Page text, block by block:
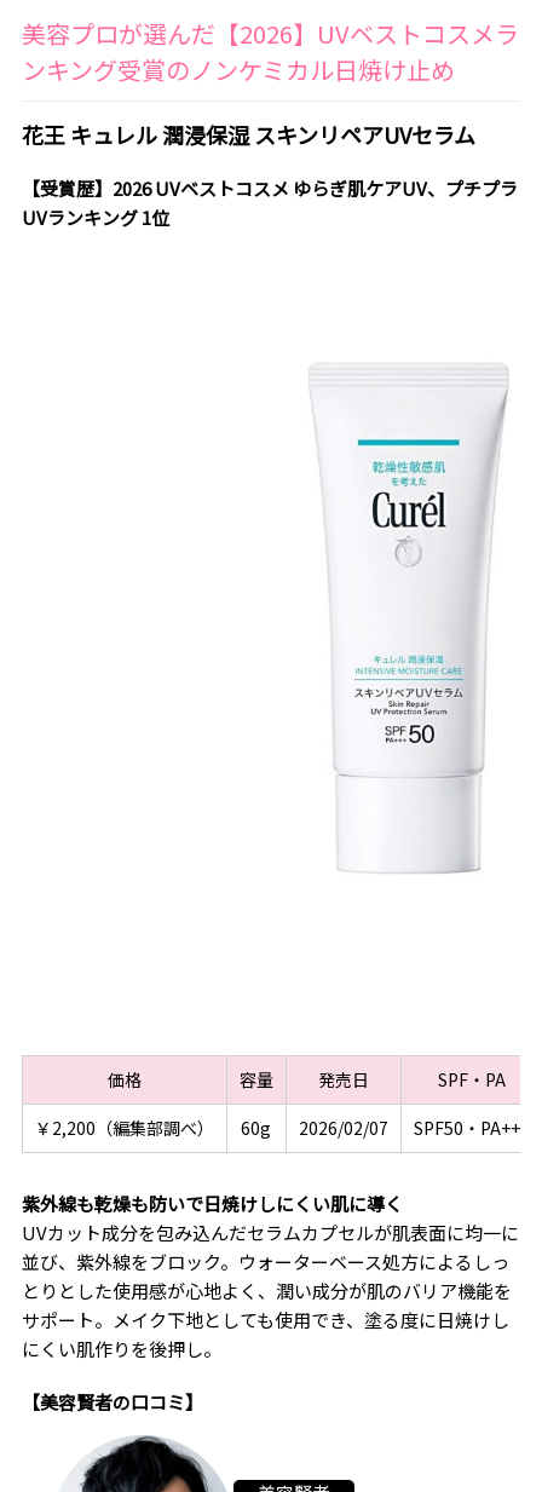
美容プロが選んだ【2026】UVベストコスメラ
ンキング受賞のノンケミカル日焼け止め
花王 キュレル 潤浸保湿 スキンリペアUVセラム
【受賞歴】2026 UVベストコスメ ゆらぎ肌ケアUV、プチプラ
UVランキング 1位
価格 容量 発売日
SPF・PA
￥2,200（編集部調べ）
60g 2026/02/07 SPF50・PA+++
紫外線も乾燥も防いで日焼けしにくい肌に導く
UVカット成分を包み込んだセラムカプセルが肌表面に均一に
並び、紫外線をブロック。ウォーターベース処方によるしっ
とりとした使用感が心地よく、潤い成分が肌のバリア機能を
サポート。メイク下地としても使用でき、塗る度に日焼けし
にくい肌作りを後押し。
【美容賢者の口コミ】